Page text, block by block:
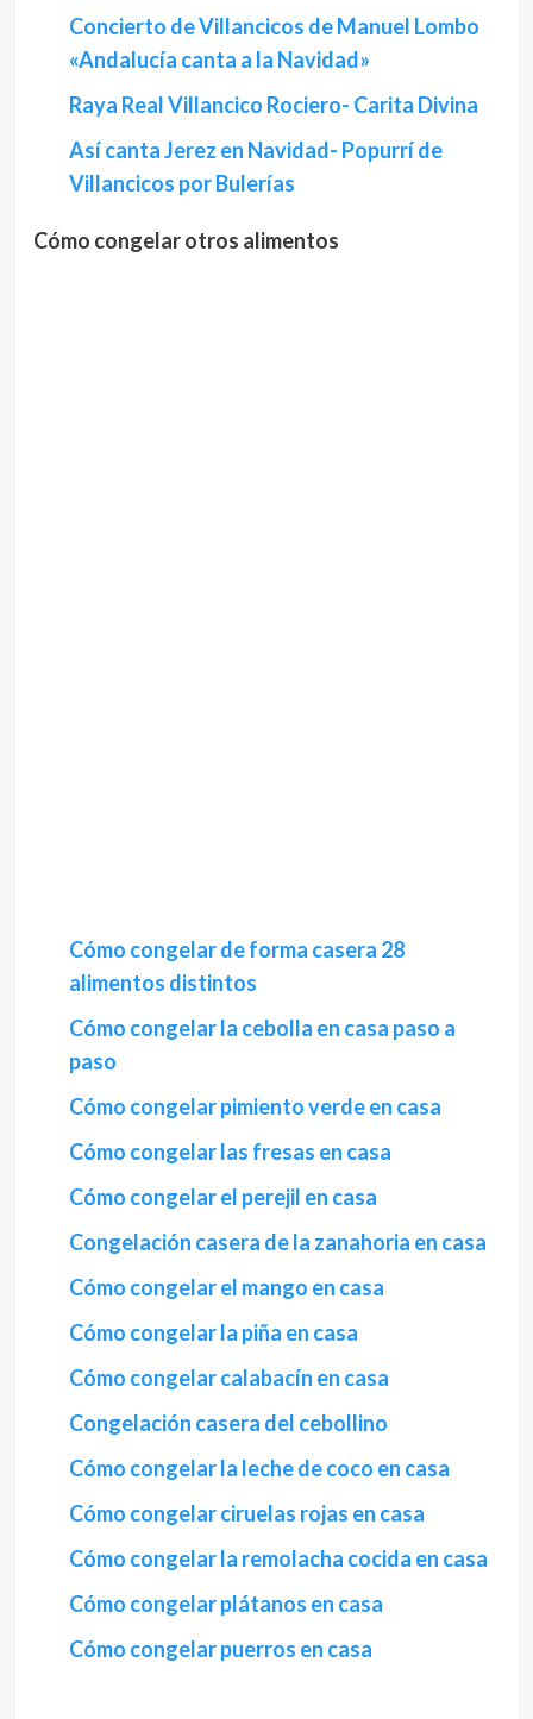
Concierto de Villancicos de Manuel Lombo
«Andalucía canta a la Navidad»
Raya Real Villancico Rociero- Carita Divina
Así canta Jerez en Navidad- Popurrí de
Villancicos por Bulerías
Cómo congelar otros alimentos
Cómo congelar de forma casera 28
alimentos distintos
Cómo congelar la cebolla en casa paso a
paso
Cómo congelar pimiento verde en casa
Cómo congelar las fresas en casa
Cómo congelar el perejil en casa
Congelación casera de la zanahoria en casa
Cómo congelar el mango en casa
Cómo congelar la piña en casa
Cómo congelar calabacín en casa
Congelación casera del cebollino
Cómo congelar la leche de coco en casa
Cómo congelar ciruelas rojas en casa
Cómo congelar la remolacha cocida en casa
Cómo congelar plátanos en casa
Cómo congelar puerros en casa